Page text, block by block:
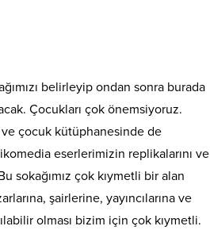
belirleyip ondan sonra burada
Çocukları çok önemsiyoruz.
ve çocuk kütüphanesinde de
eserlerimizin replikalarını ve
sokağımız çok kıymetli bir alan
şairlerine, yayıncılarına ve
olması bizim için çok kıymetli.